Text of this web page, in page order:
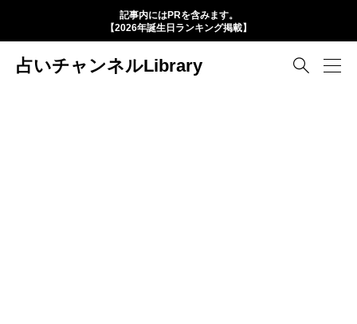
記事内にはPRを含みます。
【2026年誕生日ランキング掲載】
占いチャンネルLibrary 